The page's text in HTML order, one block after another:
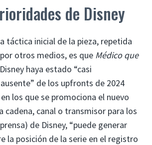
de Disney
táctica inicial de la pieza, repetida
otros medios, es que Médico que
haya estado “casi
de los upfronts de 2024
los que se promociona el nuevo
cadena, canal o transmisor para los
de Disney, “puede generar
la posición de la serie en el registro